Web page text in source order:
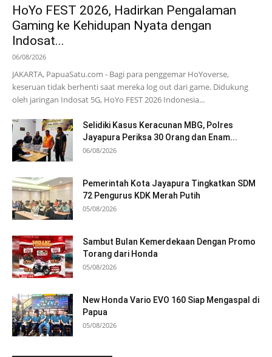
HoYo FEST 2026, Hadirkan Pengalaman
Gaming ke Kehidupan Nyata dengan
Indosat...
06/08/2026
JAKARTA, PapuaSatu.com - Bagi para penggemar HoYoverse,
keseruan tidak berhenti saat mereka log out dari game. Didukung
oleh jaringan Indosat 5G, HoYo FEST 2026 Indonesia...
Selidiki Kasus Keracunan MBG, Polres
Jayapura Periksa 30 Orang dan Enam...
06/08/2026
Pemerintah Kota Jayapura Tingkatkan SDM
72 Pengurus KDK Merah Putih
05/08/2026
Sambut Bulan Kemerdekaan Dengan Promo
Torang dari Honda
05/08/2026
New Honda Vario EVO 160 Siap Mengaspal di
Papua
05/08/2026